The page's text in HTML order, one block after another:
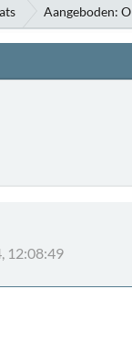
Aangeboden:
12:08:49